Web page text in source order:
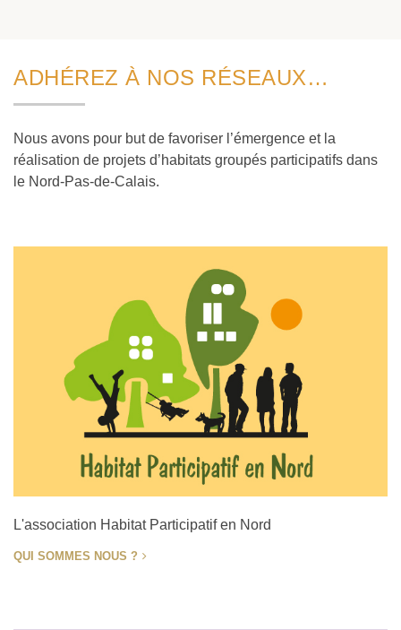
ADHÉREZ À NOS RÉSEAUX…
Nous avons pour but de favoriser l’émergence et la
réalisation de projets d’habitats groupés participatifs dans
le Nord-Pas-de-Calais.
L'association Habitat Participatif en Nord
QUI SOMMES NOUS ?